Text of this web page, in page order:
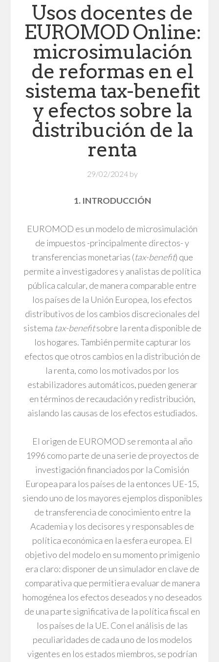
Usos docentes de
EUROMOD Online:
microsimulación
de reformas en el
sistema tax-benefit
y efectos sobre la
distribución de la
renta
29/02/2024by
1. INTRODUCCIÓN
EUROMOD es un modelo de microsimulación
de impuestos -principalmente directos- y
transferencias monetarias (tax-benefit) que
permite a investigadores y analistas de política
pública calcular, de manera comparable entre
los países de la Unión Europea, los efectos
distributivos de los cambios discrecionales del
sistema tax-benefitsobre la renta disponible de
los hogares. También permite capturar los
efectos que otros cambios en la distribución de
la renta, como los motivados por los
estabilizadores automáticos, pueden generar
en términos de recaudación y redistribución,
aislando las causas de los efectos estudiados.
El origen de EUROMOD se remonta al año
1996 como parte de una serie de proyectos de
investigación financiados por la Comisión
Europea para los países de la entonces UE-15,
siendo uno de los mayores ejemplos disponibles
de transferencia de conocimiento entre la
Academia y los decisores y responsables de
política económica en la esfera europea. El
objetivo del modelo en su momento primigenio
era claro: disponer de un simulador en clave de
comparativa que permitiera evaluar de manera
homogénea los efectos deseados y no deseados
de una parte significativa de la política fiscal en
los países de la UE. Con el análisis de las
peculiaridades de cada uno de los modelos
vigentes en los estados miembros, se podrían